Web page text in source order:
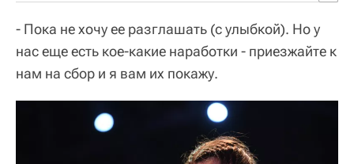
- Пока не хочу ее разглашать (с улыбкой). Но у
нас еще есть кое-какие наработки - приезжайте к
нам на сбор и я вам их покажу.